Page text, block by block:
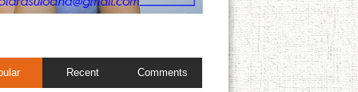
Recent Comments